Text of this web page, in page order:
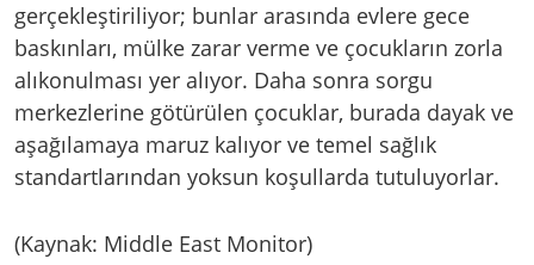
gerçekleştiriliyor; bunlar arasında evlere gece
baskınları, mülke zarar verme ve çocukların zorla
alıkonulması yer alıyor. Daha sonra sorgu
merkezlerine götürülen çocuklar, burada dayak ve
aşağılamaya maruz kalıyor ve temel sağlık
standartlarından yoksun koşullarda tutuluyorlar.
(Kaynak: Middle East Monitor)